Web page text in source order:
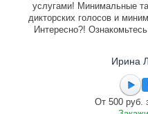
услугами! Минимальные
дикторских голосов и
Интересно?!
Ирина
От 500 руб.